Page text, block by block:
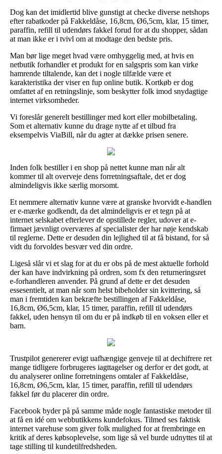
Dog kan det imidlertid blive gunstigt at checke diverse netshops
efter rabatkoder på Fakkeldåse, 16,8cm, Ø6,5cm, klar, 15 timer,
paraffin, refill til udendørs fakkel forud for at du shopper, sådan
at man ikke er i tvivl om at modtage den bedste pris.
Man bør lige meget hvad være omhyggelig med, at hvis en
netbutik forhandler et produkt for en salgspris som kan virke
hamrende tiltalende, kan det i nogle tilfælde være et
karakteristika der viser en fup online butik. Kortkøb er dog
omfattet af en retningslinje, som beskytter folk imod snydagtige
internet virksomheder.
Vi foreslår generelt bestillinger med kort eller mobilbetaling.
Som et alternativ kunne du drage nytte af et tilbud fra
eksempelvis ViaBill, når du agter at dække prisen senere.
Inden folk bestiller i en shop på nettet kunne man når alt
kommer til alt overveje dens forretningsaftale, det er dog
almindeligvis ikke særlig morsomt.
Et nemmere alternativ kunne være at granske hvorvidt e-handlen
er e-mærke godkendt, da det almindeligvis er et tegn på at
internet selskabet efterlever de opstillede regler, udover at e-
firmaet jævnligt overværes af specialister der har nøje kendskab
til reglerne. Dette er desuden din lejlighed til at få bistand, for så
vidt du forvoldes besvær ved din ordre.
Ligeså slår vi et slag for at du er obs på de mest aktuelle forhold
der kan have indvirkning på ordren, som fx den returneringsret
e-forhandleren anvender. På grund af dette er det desuden
essesentielt, at man når som helst bibeholder sin kvittering, så
man i fremtiden kan bekræfte bestillingen af Fakkeldåse,
16,8cm, Ø6,5cm, klar, 15 timer, paraffin, refill til udendørs
fakkel, uden hensyn til om du er på indkøb til en voksen eller et
barn.
Trustpilot genererer evigt uafhængige genveje til at dechifrere ret
mange tidligere forbrugeres iagttagelser og derfor er det godt, at
du analyserer online forretningens omtaler af Fakkeldåse,
16,8cm, Ø6,5cm, klar, 15 timer, paraffin, refill til udendørs
fakkel før du placerer din ordre.
Facebook byder på på samme måde nogle fantastiske metoder til
at få en idé om webbutikkens kundefokus. Tilmed ses faktisk
internet varehuse som giver folk mulighed for at frembringe en
kritik af deres købsoplevelse, som lige så vel burde udnyttes til at
tage stilling til kundetilfredsheden.